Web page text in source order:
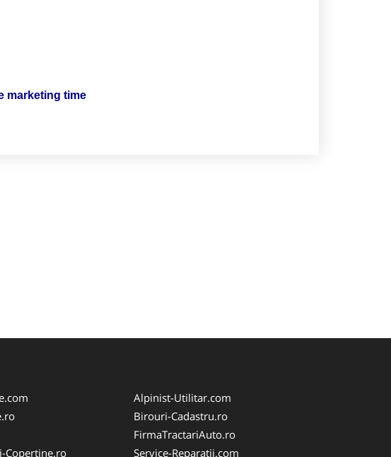
marketing time
Copertine.ro
Alpinist-Utilitar.com
Birouri-Cadastru.ro
FirmaTractariAuto.ro
Service-Reparatii.com